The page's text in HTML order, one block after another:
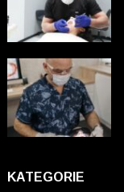
KATEGORIE